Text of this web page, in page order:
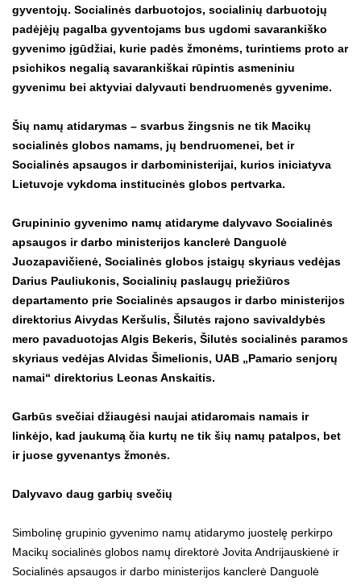
gyventojų. Socialinės darbuotojos, socialinių darbuotojų
padėjėjų pagalba gyventojams bus ugdomi savarankiško
gyvenimo įgūdžiai, kurie padės žmonėms, turintiems proto ar
psichikos negalią savarankiškai rūpintis asmeniniu
gyvenimu bei aktyviai dalyvauti bendruomenės gyvenime.
Šių namų atidarymas – svarbus žingsnis ne tik Macikų
socialinės globos namams, jų bendruomenei, bet ir
Socialinės apsaugos ir darboministerijai, kurios iniciatyva
Lietuvoje vykdoma institucinės globos pertvarka.
Grupininio gyvenimo namų atidaryme dalyvavo Socialinės
apsaugos ir darbo ministerijos kanclerė Danguolė
Juozapavičienė, Socialinės globos įstaigų skyriaus vedėjas
Darius Pauliukonis, Socialinių paslaugų priežiūros
departamento prie Socialinės apsaugos ir darbo ministerijos
direktorius Aivydas Keršulis, Šilutės rajono savivaldybės
mero pavaduotojas Algis Bekeris, Šilutės socialinės paramos
skyriaus vedėjas Alvidas Šimelionis, UAB „Pamario senjorų
namai“ direktorius Leonas Anskaitis.
Garbūs svečiai džiaugėsi naujai atidaromais namais ir
linkėjo, kad jaukumą čia kurtų ne tik šių namų patalpos, bet
ir juose gyvenantys žmonės.
Dalyvavo daug garbių svečių
Simbolinę grupinio gyvenimo namų atidarymo juostelę perkirpo
Macikų socialinės globos namų direktorė Jovita Andrijauskienė ir
Socialinės apsaugos ir darbo ministerijos kanclerė Danguolė